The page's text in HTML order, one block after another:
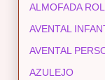
ALMOFADA
AVENTAL
AVENTAL
AZULEJO